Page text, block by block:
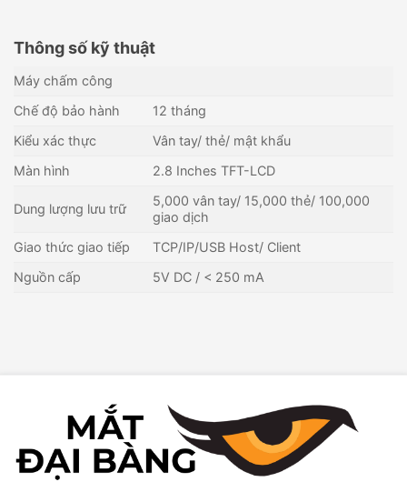
Thông số kỹ thuật
Máy chấm công
Chế độ bảo hành
12 tháng
Kiểu xác thực
Vân tay/ thẻ/ mật khẩu
Màn hình
2.8 Inches TFT-LCD
Dung lượng lưu trữ
5,000 vân tay/ 15,000 thẻ/ 100,000
giao dịch
Giao thức giao tiếp
TCP/IP/USB Host/ Client
Nguồn cấp
5V DC / < 250 mA